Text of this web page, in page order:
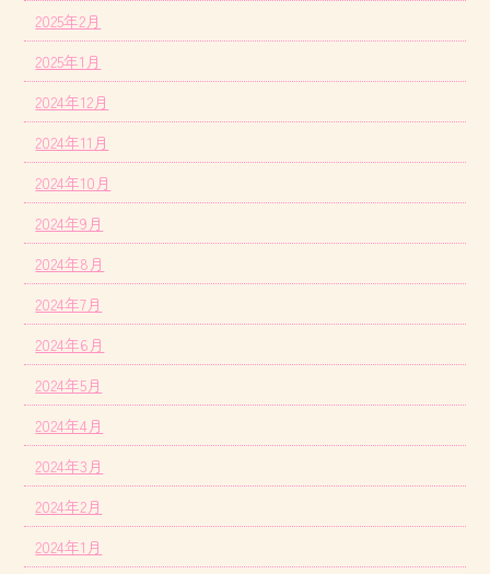
2025年2月
2025年1月
2024年12月
2024年11月
2024年10月
2024年9月
2024年8月
2024年7月
2024年6月
2024年5月
2024年4月
2024年3月
2024年2月
2024年1月